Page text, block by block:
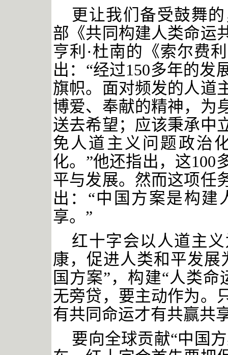
更让我们备受鼓舞
部《共同构建人类命运
亨利 ·杜南的《索尔费
出：“经过150多年的发
旗帜。面对频发的人道
博爱、奉献的精神，为
送去希望；应该秉承中
免人道主义问题政治
化。”他还指出，这100
平与发展。然而这项任
出：“中国方案是构建
享。”
红十字会以人道主
康，促进人类和平发
国方案”，构建“人类
无旁贷，要主动作为。
有共同命运才有共赢共
要向全球贡献“中国